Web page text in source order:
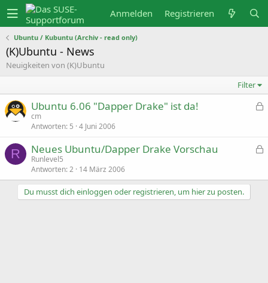
Anmelden Registrieren
Ubuntu / Kubuntu (Archiv - read only)
(K)Ubuntu - News
Neuigkeiten von (K)Ubuntu
Filter
e
t
Ubuntu 6.06 "Dapper Drake" ist da!
cm
Antworten 5 4 Juni 2006
R
p
Neues Ubuntu/Dapper Drake Vorschau
Runlevel5
Antworten 2 14 März 2006
Du musst dich einloggen oder registrieren, um hier zu posten.